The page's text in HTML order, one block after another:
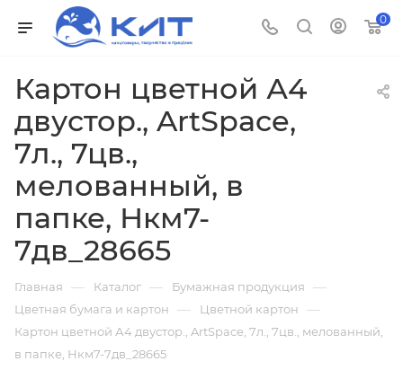
0
Картон цветной А4
двустор., ArtSpace,
7л., 7цв.,
мелованный, в
папке, Нкм7-
7дв_28665
Главная — Каталог — Бумажная продукция —
Цветная бумага и картон — Цветной картон —
Картон цветной А4 двустор., ArtSpace, 7л., 7цв., мелованный,
в папке, Нкм7-7дв_28665